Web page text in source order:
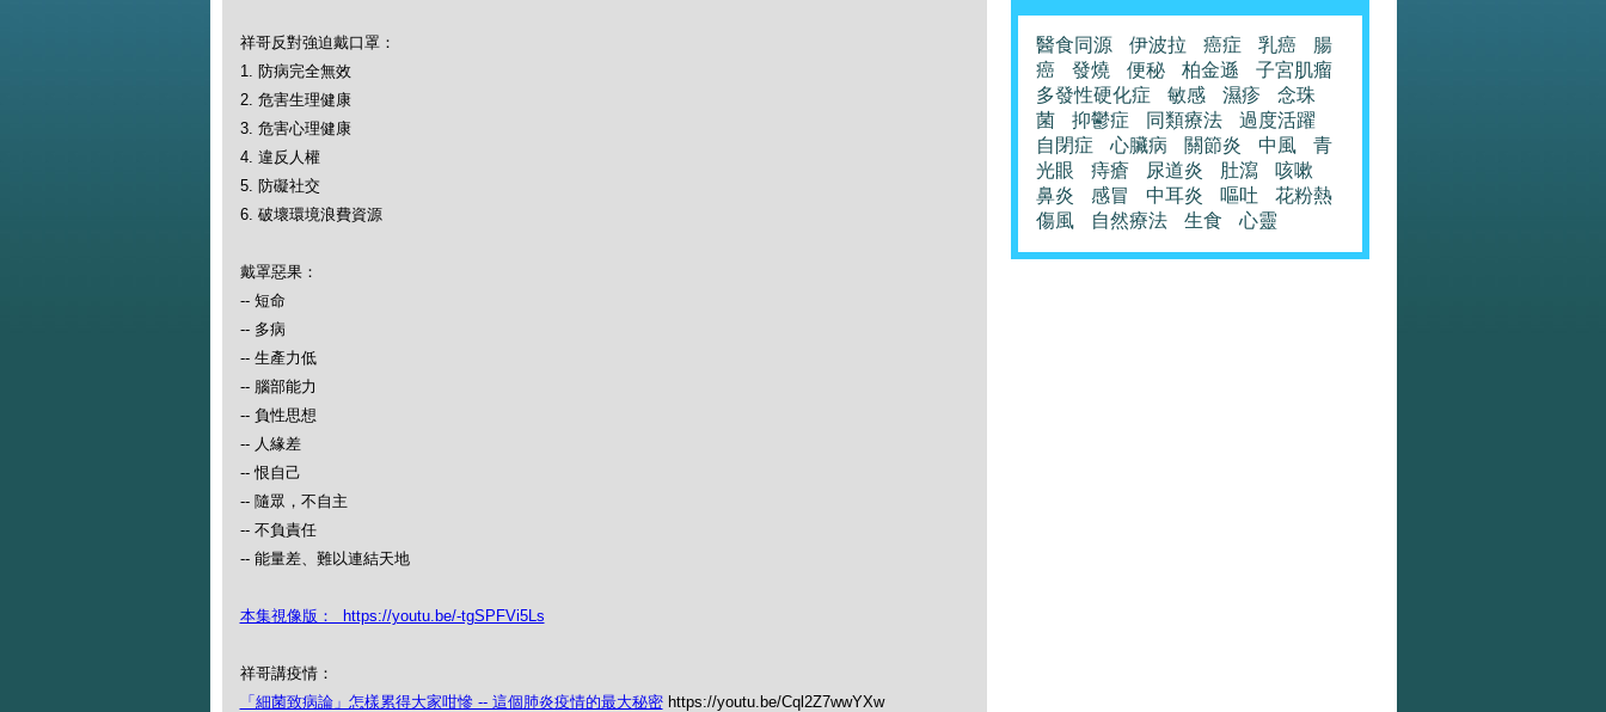
祥哥反對強迫戴口罩：
1. 防病完全無效
2. 危害生理健康
3. 危害心理健康
4. 違反人權
5. 防礙社交
6. 破壞環境浪費資源
戴罩惡果：
-- 短命
-- 多病
-- 生產力低
-- 腦部能力
-- 負性思想
-- 人緣差
-- 恨自己
-- 隨眾，不自主
-- 不負責任
-- 能量差、難以連結天地
本集視像版： https://youtu.be/-tgSPFVi5Ls
祥哥講疫情：
「細菌致病論」怎樣累得大家咁慘 -- 這個肺炎疫情的最大秘密https://youtu.be/Cql2Z7wwYXw
醫食同源 伊波拉 癌症 乳癌
腸
癌
發燒 便秘 柏金遜
子宮肌瘤
多發性硬化症
敏感 濕疹
念珠
菌
抑鬱症 同類療法
過度活躍
自閉症
心臟病 關節炎 中風
青
光眼
痔瘡 尿道炎 肚瀉
咳嗽
鼻炎
感冒 中耳炎 嘔吐
花粉熱
傷風
自然療法 生食 心靈